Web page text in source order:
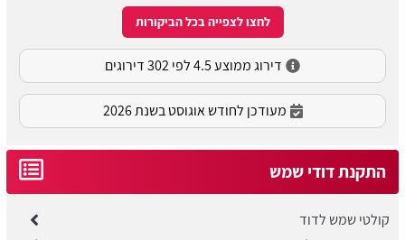
לחצו לצפייה בכל הביקורות
דירוג ממוצע 4.5 לפי 302 דירוגים
מעודכן לחודש אוגוסט בשנת 2026
התקנת דודי שמש
קולטי שמש לדוד